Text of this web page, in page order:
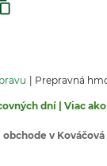
Prepravná
dní | Viac
v Kováčová